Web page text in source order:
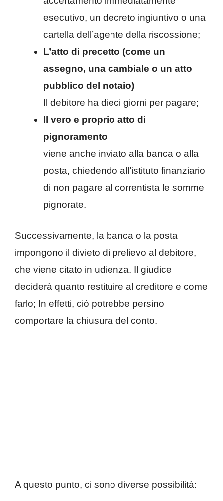
esecutivo, un decreto ingiuntivo o una
cartella dell’agente della riscossione;
L’atto di precetto (come un
assegno, una cambiale o un atto
pubblico del notaio)
Il debitore ha dieci giorni per pagare;
Il vero e proprio atto di
pignoramento
viene anche inviato alla banca o alla
posta, chiedendo all’istituto finanziario
di non pagare al correntista le somme
pignorate.
Successivamente, la banca o la posta
impongono il divieto di prelievo al debitore,
che viene citato in udienza. Il giudice
deciderà quanto restituire al creditore e come
farlo; In effetti, ciò potrebbe persino
comportare la chiusura del conto.
A questo punto, ci sono diverse possibilità: